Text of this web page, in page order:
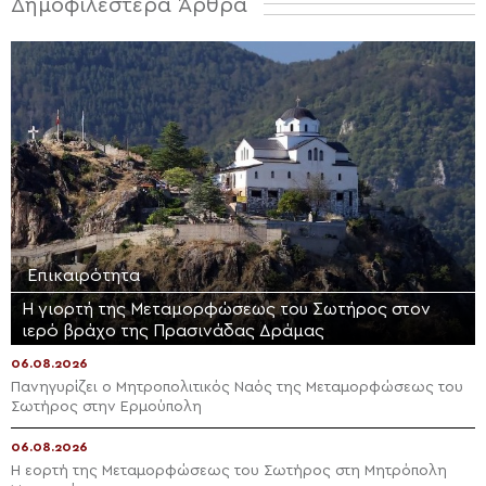
Δημοφιλέστερα Άρθρα
Επικαιρότητα
Η γιορτή της Μεταμορφώσεως του Σωτήρος στον
ιερό βράχο της Πρασινάδας Δράμας
06.08.2026
Πανηγυρίζει ο Μητροπολιτικός Ναός της Μεταμορφώσεως του
Σωτήρος στην Ερμούπολη
06.08.2026
Η εορτή της Μεταμορφώσεως του Σωτήρος στη Μητρόπολη